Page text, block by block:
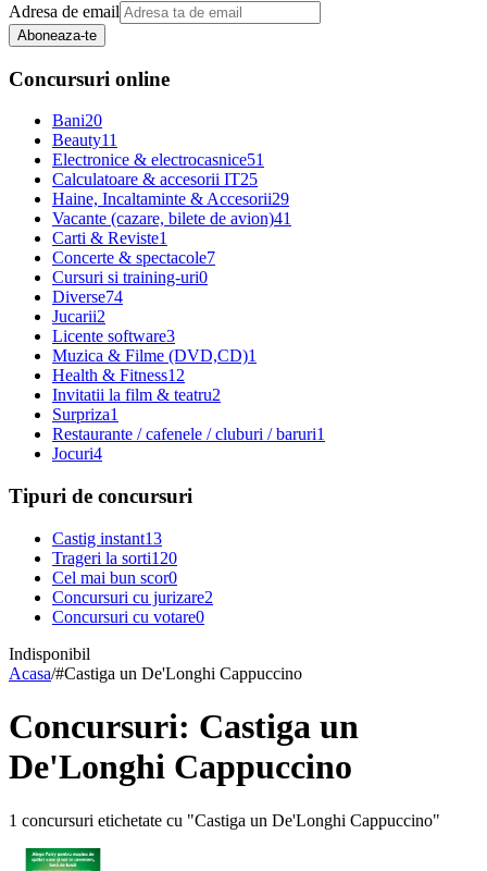
Adresa de email
Aboneaza-te
Concursuri online
Bani20
Beauty11
Electronice & electrocasnice51
Calculatoare & accesorii IT25
Haine, Incaltaminte & Accesorii29
Vacante (cazare, bilete de avion)41
Carti & Reviste1
Concerte & spectacole7
Cursuri si training-uri0
Diverse74
Jucarii2
Licente software3
Muzica & Filme (DVD,CD)1
Health & Fitness12
Invitatii la film & teatru2
Surpriza1
Restaurante / cafenele / cluburi / baruri1
Jocuri4
Tipuri de concursuri
Castig instant13
Trageri la sorti120
Cel mai bun scor0
Concursuri cu jurizare2
Concursuri cu votare0
Indisponibil
Acasa/#Castiga un De'Longhi Cappuccino
Concursuri: Castiga un
De'Longhi Cappuccino
1 concursuri etichetate cu "Castiga un De'Longhi Cappuccino"